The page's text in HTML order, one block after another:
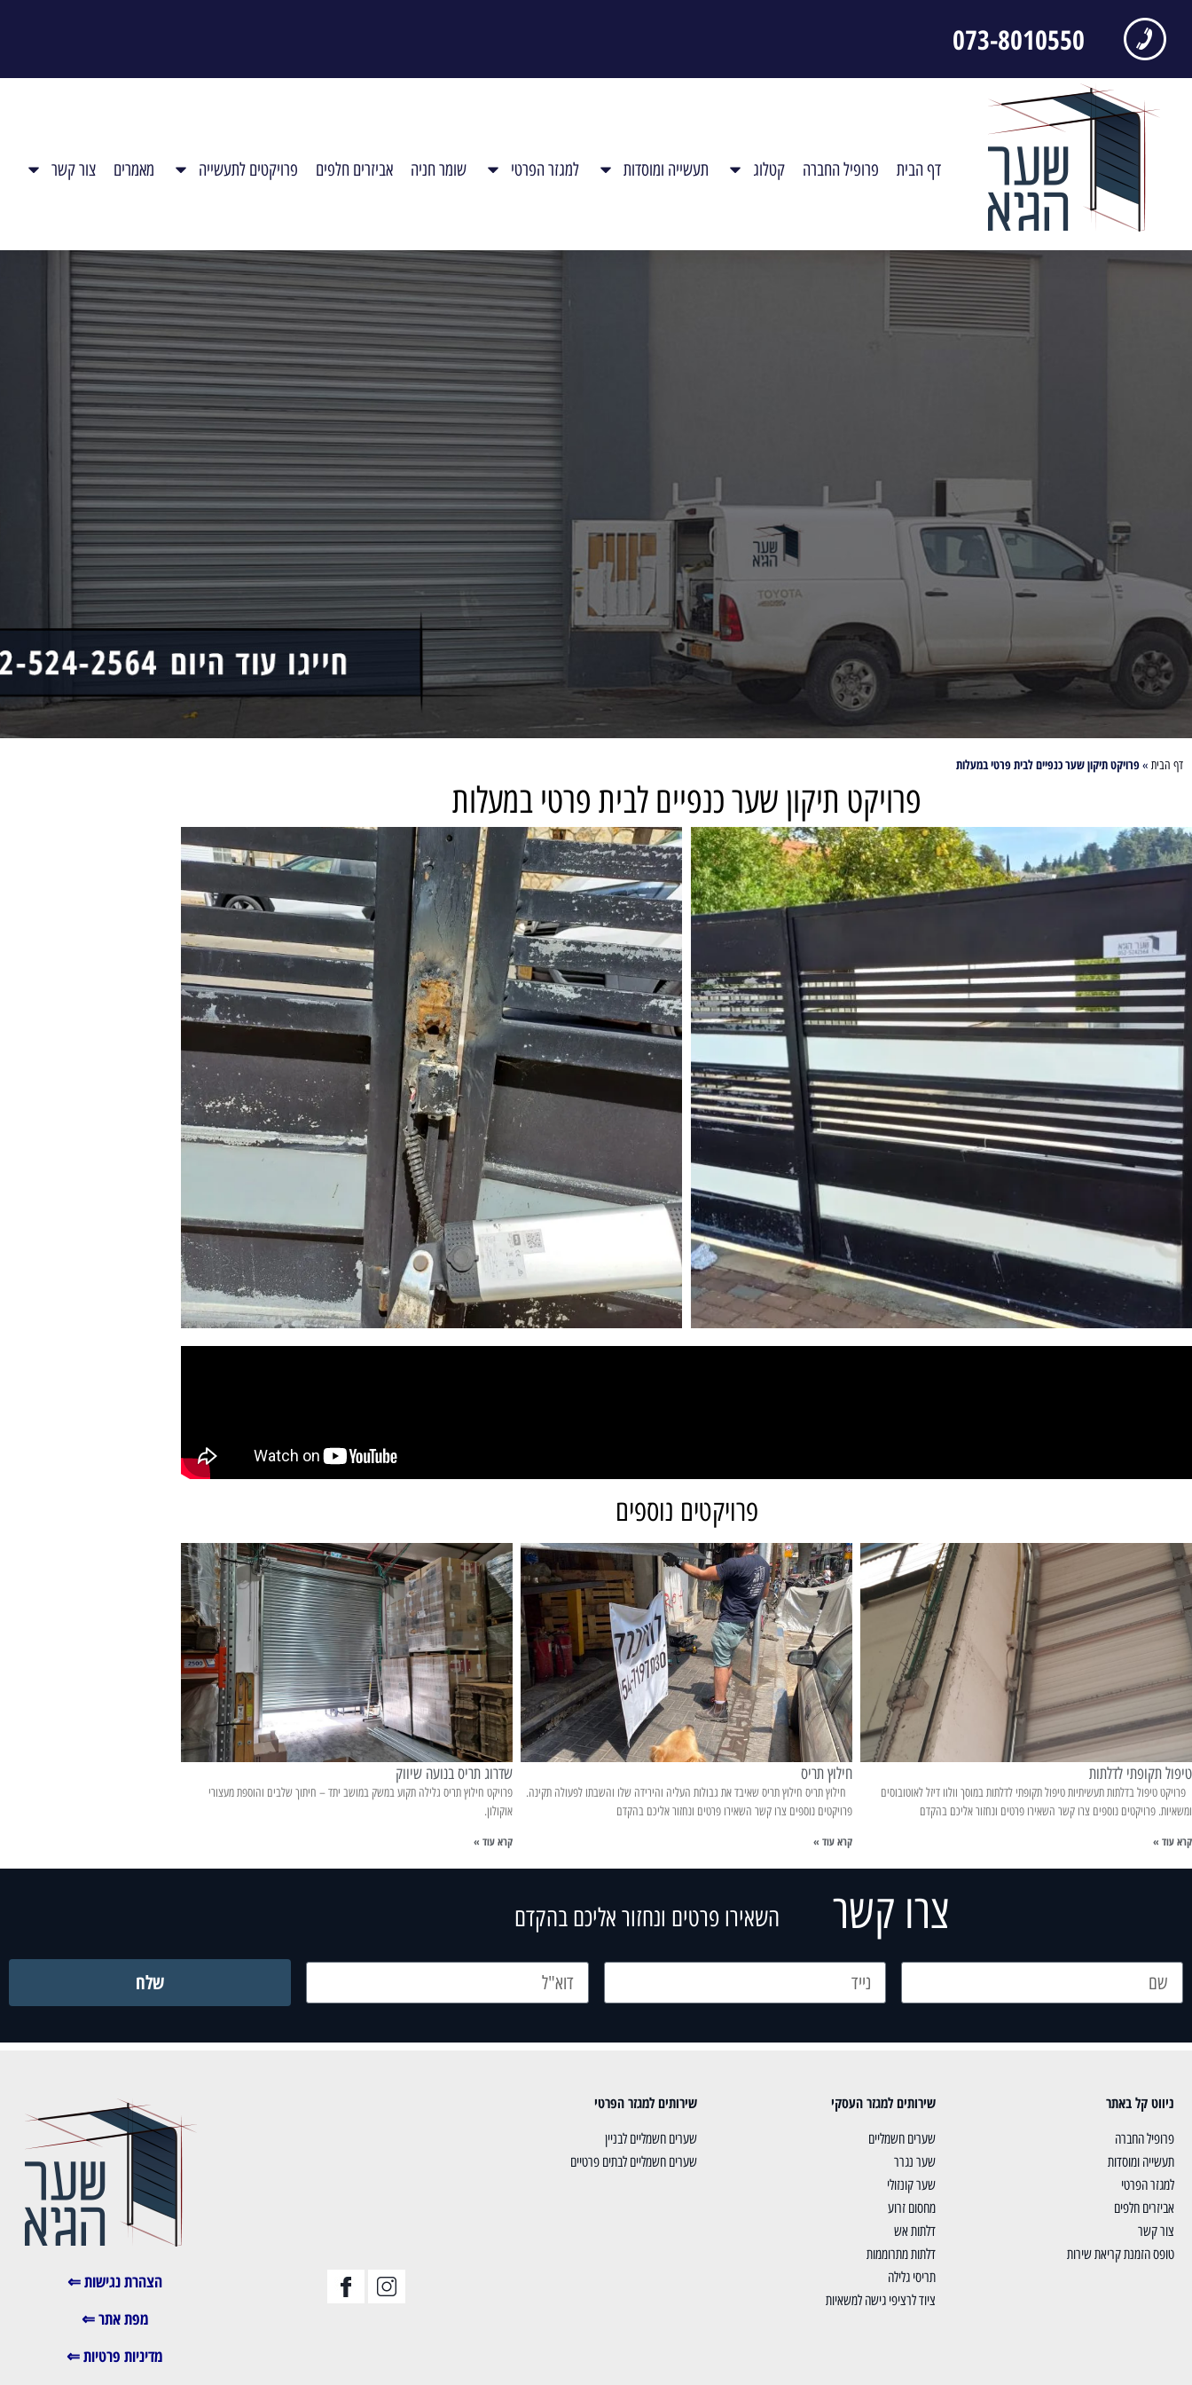
073-8010550
דף הבית פרופיל החברה קטלוג תעשייה ומוסדות למגזר הפרטי שומר חניה אביזרים חלפים פרויקטים לתעשייה מאמרים צור קשר
דף הבית »פרויקט תיקון שער כנפיים לבית פרטי במעלות
פרויקט תיקון שער כנפיים לבית פרטי במעלות
פרויקטים נוספים
טיפול תקופתי לדלתות
פרויקט טיפול בדלתות תעשיתיות טיפול תקופתי לדלתות במוסך וולוו דיזל לאוטובוסים
ומשאיות. פרויקטים נוספים צרו קשר השאירו פרטים ונחזור אליכם בהקדם
קרא עוד »
חילוץ תריס
חילוץ תריס חילוץ תריס שאיבד את גבולות העליה והירידה שלו והשבתו לפעולה תקינה.
פרויקטים נוספים צרו קשר השאירו פרטים ונחזור אליכם בהקדם
קרא עוד »
שדרוג תריס בנועה שיווק
פרויקט חילוץ תריס גלילה תקוע במשק במושב יתד – חיתוך שלבים והוספת מעצורי
אוקולון.
קרא עוד »
צרו קשר השאירו פרטים ונחזור אליכם בהקדם
שלח
ניווט קל באתר
פרופיל החברה
תעשייה ומוסדות
למגזר הפרטי
אביזרים חלפים
צור קשר
טופס הזמנת קריאת שירות
שירותים למגזר העסקי
שערים חשמליים
שער נגרר
שער קונזולי
מחסום זרוע
דלתות אש
דלתות מתרוממות
תריסי גלילה
ציוד לרציפי גישה למשאיות
שירותים למגזר הפרטי
שערים חשמליים לבניין
שערים חשמליים לבתים פרטיים
הצהרת נגישות ⇐
מפת אתר ⇐
מדיניות פרטיות ⇐